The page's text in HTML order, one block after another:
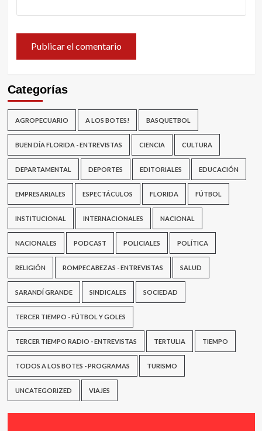
Categorías
AGROPECUARIO A LOS BOTES! BASQUETBOL
BUEN DÍA FLORIDA - ENTREVISTAS CIENCIA CULTURA
DEPARTAMENTAL DEPORTES EDITORIALES EDUCACIÓN
EMPRESARIALES ESPECTÁCULOS FLORIDA FÚTBOL
INSTITUCIONAL INTERNACIONALES NACIONAL
NACIONALES PODCAST POLICIALES POLÍTICA
RELIGIÓN ROMPECABEZAS - ENTREVISTAS SALUD
SARANDÍ GRANDE SINDICALES SOCIEDAD
TERCER TIEMPO - FÚTBOL Y GOLES
TERCER TIEMPO RADIO - ENTREVISTAS TERTULIA TIEMPO
TODOS A LOS BOTES - PROGRAMAS TURISMO
UNCATEGORIZED VIAJES